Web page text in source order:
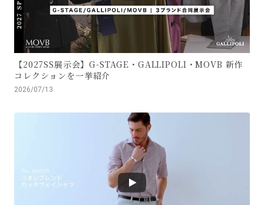
【2027SS展示会】G-STAGE・GALLIPOLI・MOVB 新作
コレクションを一挙紹介
2026/07/13